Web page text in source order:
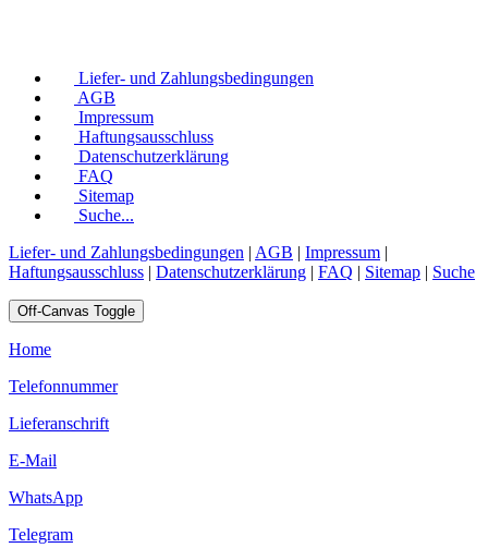
Liefer- und Zahlungsbedingungen
AGB
Impressum
Haftungsausschluss
Datenschutzerklärung
FAQ
Sitemap
Suche...
Liefer- und Zahlungsbedingungen | AGB | Impressum |
Haftungsausschluss | Datenschutzerklärung | FAQ | Sitemap | Suche
Off-Canvas Toggle
Home
Telefonnummer
Lieferanschrift
E-Mail
WhatsApp
Telegram